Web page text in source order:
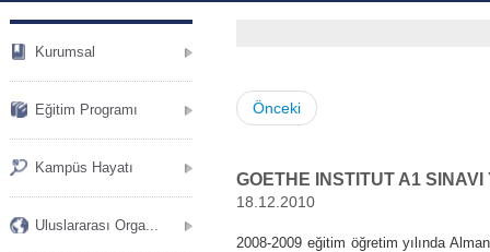
Kurumsal
Eğitim Programı
Kampüs Hayatı
Uluslararası Orga...
Önceki
GOETHE INSTITUT A1
18.12.2010
2008-2009 eğitim öğretim yılında